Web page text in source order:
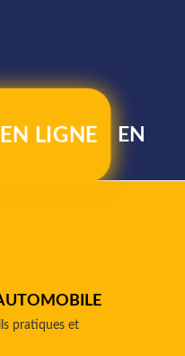
LIGNE EN
pratiques et